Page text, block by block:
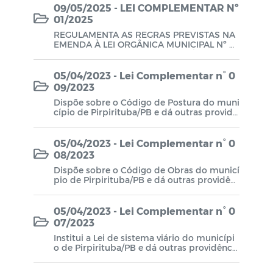
ADO PELO MUNICÍPIO DE PIRPIRITUBA-PB,
PARA ATENDER NECESSIDADE TEMPORÁRI
A DE EXCEPCIONAL INTERESSE PÚBLICO, N
OS TERMOS DO INCISO IX DO ART. 37 DA C
ONSTITUIÇÃO FEDERAL, TERCEIRIZAÇÃO E
09/05/2025 - LEI COMPLEMENTAR Nº
01/2025
REGULAMENTA AS REGRAS PREVISTAS NA
EMENDA À LEI ORGÂNICA MUNICIPAL Nº 0
IDÊNCIAS.
05/04/2023 - Lei Complementar n° 0
09/2023
Dispõe sobre o Código de Postura do muni
cípio de Pirpirituba/PB e dá outras providê
05/04/2023 - Lei Complementar n° 0
08/2023
Dispõe sobre o Código de Obras do municí
pio de Pirpirituba/PB e dá outras providên
05/04/2023 - Lei Complementar n° 0
07/2023
Institui a Lei de sistema viário do municípi
o de Pirpirituba/PB e dá outras providência